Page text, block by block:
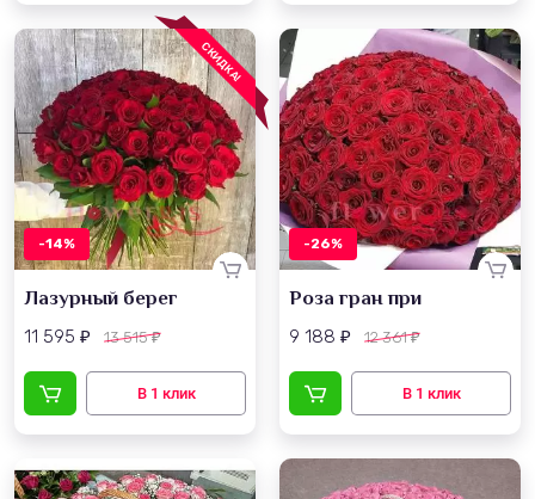
СКИДКА!
-14%
Лазурный берег
11 595 ₽ 13 515₽
-26%
Роза гран при
9 188 ₽ 12 361₽